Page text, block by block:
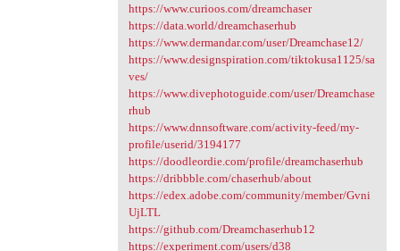
https://www.curioos.com/dreamchaser
https://data.world/dreamchaserhub
https://www.dermandar.com/user/Dreamchase12/
https://www.designspiration.com/tiktokusa1125/sa
ves/
https://www.divephotoguide.com/user/Dreamchase
rhub
https://www.dnnsoftware.com/activity-feed/my-
profile/userid/3194177
https://doodleordie.com/profile/dreamchaserhub
https://dribbble.com/chaserhub/about
https://edex.adobe.com/community/member/Gvni
UjLTL
https://github.com/Dreamchaserhub12
https://experiment.com/users/d38